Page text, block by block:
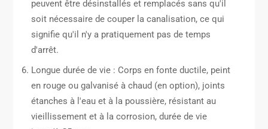
peuvent être désinstallés et remplacés sans qu'il
soit nécessaire de couper la canalisation, ce qui
signifie qu'il n'y a pratiquement pas de temps
d'arrêt.
Longue durée de vie : Corps en fonte ductile, peint
en rouge ou galvanisé à chaud (en option), joints
étanches à l'eau et à la poussière, résistant au
vieillissement et à la corrosion, durée de vie